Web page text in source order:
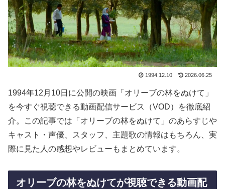
1994.12.10 2026.06.25
1994年12月10日に公開の映画「オリーブの林をぬけて」
を今すぐ視聴できる動画配信サービス（VOD）を徹底紹
介。この記事では「オリーブの林をぬけて」のあらすじや
キャスト・声優、スタッフ、主題歌の情報はもちろん、実
際に見た人の感想やレビューもまとめています。
オリーブの林をぬけてが視聴できる動画配